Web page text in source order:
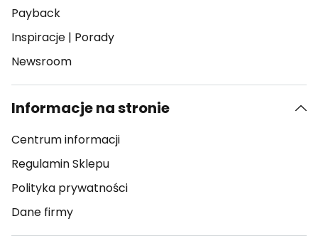
Payback
Inspiracje | Porady
Newsroom
Informacje na stronie
Centrum informacji
Regulamin Sklepu
Polityka prywatności
Dane firmy